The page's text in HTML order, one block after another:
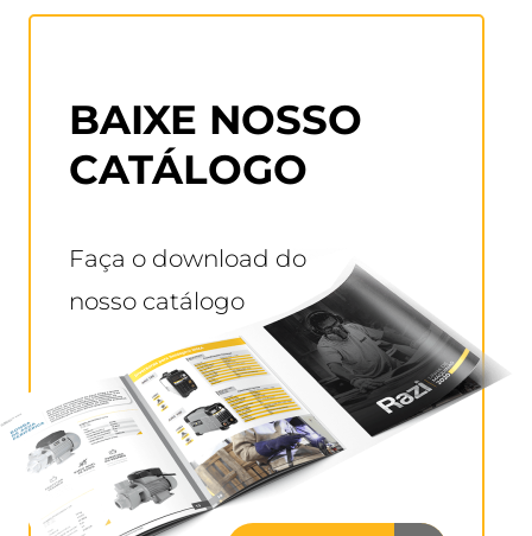
BAIXE NOSSO
CATÁLOGO
Faça o download do
nosso catálogo